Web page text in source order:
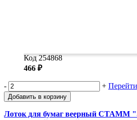
Код 254868
466 ₽
- +
Добавить в корзину
Лоток для бумаг веерный СТАММ